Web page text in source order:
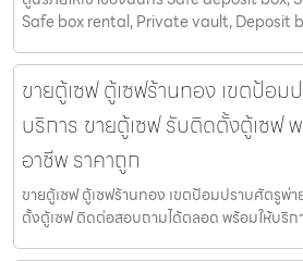
Safe box rental, Private vault, Deposit
ขายตู้เซฟ ตู้เซฟร้านทอง เขตป้อม
บริการ ขายตู้เซฟ รับติดตั้งตู้เซฟ
อาชีพ ราคาถูก
ขายตู้เซฟ ตู้เซฟร้านทอง เขตป้อมปราบศัตรูพ่
ตั้งตู้เซฟ ติดต่อสอบถามได้ตลอด พร้อมให้บริก